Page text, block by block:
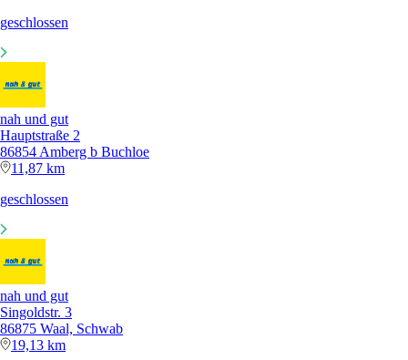
geschlossen
nah und gut
Hauptstraße 2
86854 Amberg b Buchloe
11,87 km
geschlossen
nah und gut
Singoldstr. 3
86875 Waal, Schwab
19,13 km